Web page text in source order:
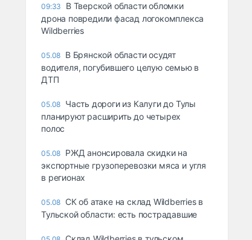
09:33
В Тверской области обломки
дрона повредили фасад логокомплекса
Wildberries
05.08 В Брянской области осудят
водителя, погубившего целую семью в
ДТП
05.08 Часть дороги из Калуги до Тулы
планируют расширить до четырех
полос
05.08 РЖД анонсировала скидки на
экспортные грузоперевозки мяса и угля
в регионах
05.08 СК об атаке на склад Wildberries в
Тульской области: есть пострадавшие